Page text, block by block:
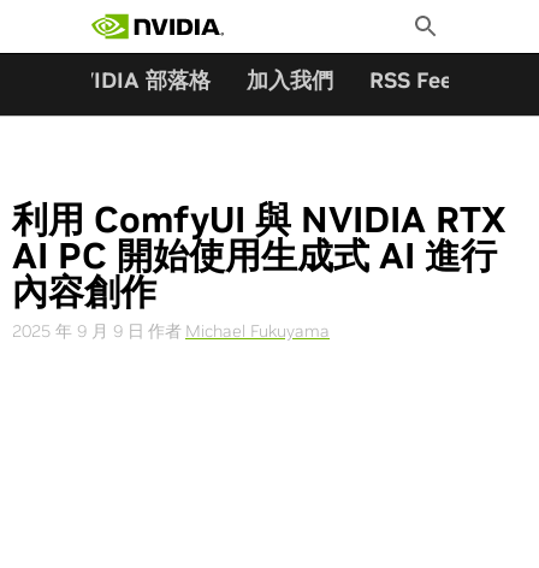
Toggle
Search
NVIDIA 部落格 加入我們 RSS Feeds
利用 ComfyUI 與 NVIDIA RTX
AI PC 開始使用生成式 AI 進行
內容創作
2025 年 9 月 9 日 作者 Michael Fukuyama